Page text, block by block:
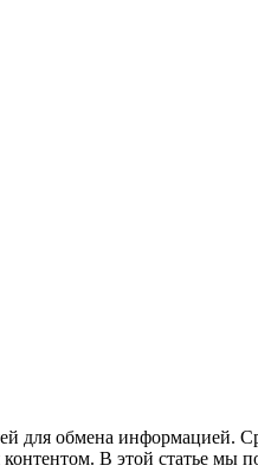
для обмена информацией.
В этой статье мы